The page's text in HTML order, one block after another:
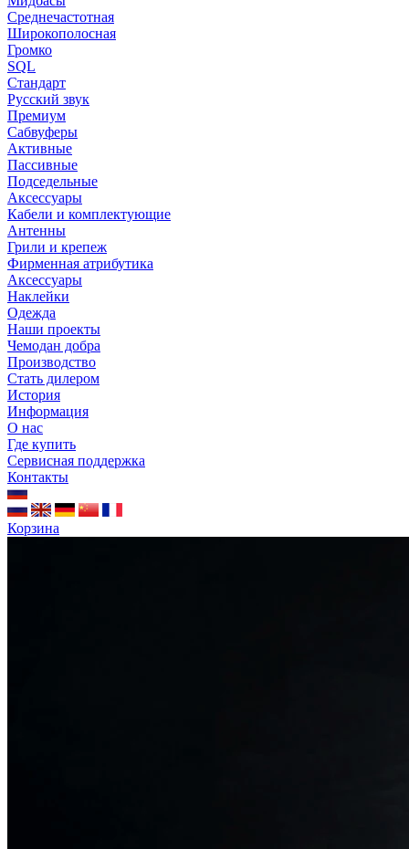
Среднечастотная
Широкополосная
Громко
SQL
Стандарт
Русский звук
Премиум
Сабвуферы
Активные
Пассивные
Подседельные
Аксессуары
Кабели и комплектующие
Антенны
Грили и крепеж
Фирменная атрибутика
Аксессуары
Наклейки
Одежда
Наши проекты
Чемодан добра
Производство
Стать дилером
История
Информация
О нас
Где купить
Сервисная поддержка
Контакты
Корзина